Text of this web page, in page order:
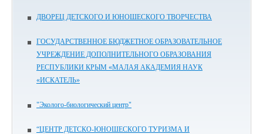
ДВОРЕЦ ДЕТСКОГО И ЮНОШЕСКОГО ТВОРЧЕСТВА
ГОСУДАРСТВЕННОЕ БЮДЖЕТНОЕ ОБРАЗОВАТЕЛЬНОЕ
УЧРЕЖДЕНИЕ ДОПОЛНИТЕЛЬНОГО ОБРАЗОВАНИЯ
РЕСПУБЛИКИ КРЫМ «МАЛАЯ АКАДЕМИЯ НАУК
«ИСКАТЕЛЬ»
"Эколого-биологический центр"
“ЦЕНТР ДЕТСКО-ЮНОШЕСКОГО ТУРИЗМА И